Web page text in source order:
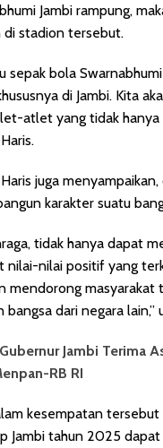
Jambi rampung,
di stadion tersebut.
sepak bola
di Jambi. Kita
atlet yang tidak hanya
juga
karakter suatu
tidak hanya dapat
nilai-nilai positif yang
mendorong masyarakat
bangsa dari negara lain,”
Gubernur Jambi Terima
RB RI
kesempatan
Jambi tahun 2025